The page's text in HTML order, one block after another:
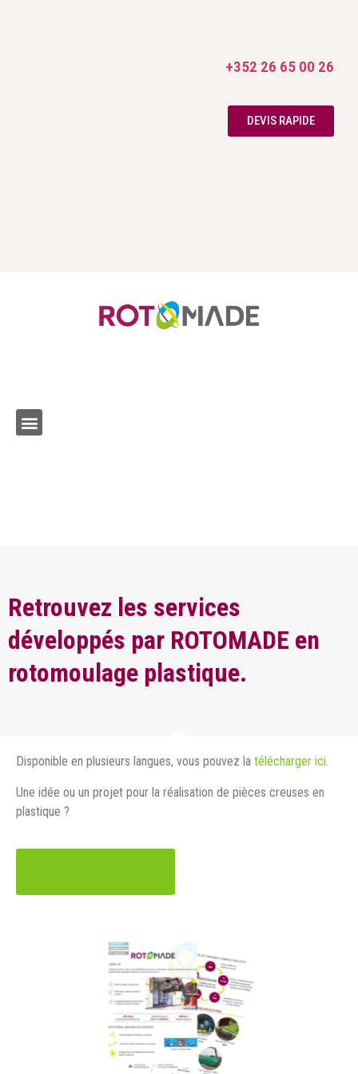
+352 26 65 00 26
DEVIS RAPIDE
Retrouvez les services
développés par ROTOMADE en
rotomoulage plastique.
Disponible en plusieurs langues, vous pouvez la télécharger ici.
Une idée ou un projet pour la réalisation de pièces creuses en
plastique ?